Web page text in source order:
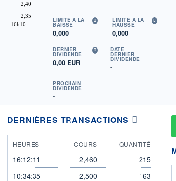
16h10
2,35
2,40
LIMITE À LA
BAISSE
0,000
LIMITE À LA
HAUSSE
0,000
DERNIER
DIVIDENDE
0,00 EUR
DATE
DERNIER
DIVIDENDE
-
PROCHAIN
DIVIDENDE
-
DERNIÈRES TRANSACTIONS
HEURES COURS QUANTITÉ
16:12:11 2,460
215
10:34:35
2,500 163